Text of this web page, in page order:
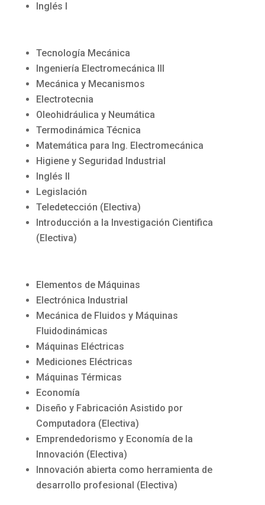
Inglés I
Tecnología Mecánica
Ingeniería Electromecánica III
Mecánica y Mecanismos
Electrotecnia
Oleohidráulica y Neumática
Termodinámica Técnica
Matemática para Ing. Electromecánica
Higiene y Seguridad Industrial
Inglés II
Legislación
Teledetección (Electiva)
Introducción a la Investigación Cientifica
(Electiva)
Elementos de Máquinas
Electrónica Industrial
Mecánica de Fluidos y Máquinas
Fluidodinámicas
Máquinas Eléctricas
Mediciones Eléctricas
Máquinas Térmicas
Economía
Diseño y Fabricación Asistido por
Computadora (Electiva)
Emprendedorismo y Economía de la
Innovación (Electiva)
Innovación abierta como herramienta de
desarrollo profesional (Electiva)